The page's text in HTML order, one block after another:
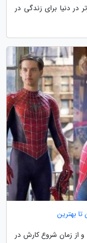
در دنیا برای زندگی در
پیدا کرد و از زمان شروع کارش در